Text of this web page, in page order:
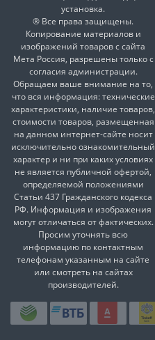
установка.
® Все права защищены.
Копирование материалов и
изображений товаров с сайта
Мета Россия, разрешены только с
согласия администрации.
Обращаем ваше внимание на то,
что вся информация: технические
характеристики, наличие товаров,
стоимости товаров, размещенная
на данном интернет-сайте носит
исключительно ознакомительный
характер и ни при каких условиях
не является публичной офертой,
определяемой положениями
Статьи 437 Гражданского кодекса
РФ. Информация и изображения
могут отличаться от фактических.
Просим уточнять всю
информацию по контактным
телефонам указанным на сайте
или смотреть на сайтах
производителей.